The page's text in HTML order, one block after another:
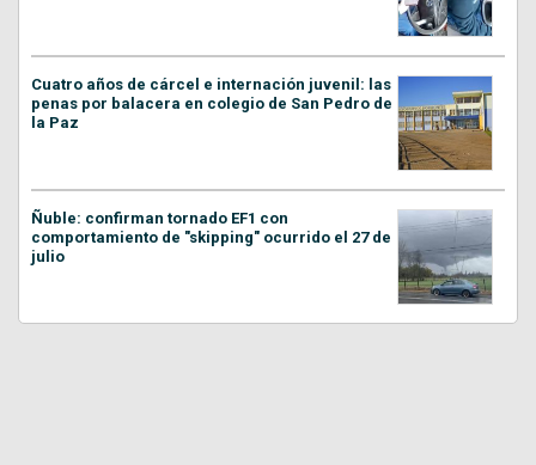
Cuatro años de cárcel e internación juvenil: las
penas por balacera en colegio de San Pedro de
la Paz
Ñuble: confirman tornado EF1 con
comportamiento de "skipping" ocurrido el 27 de
julio